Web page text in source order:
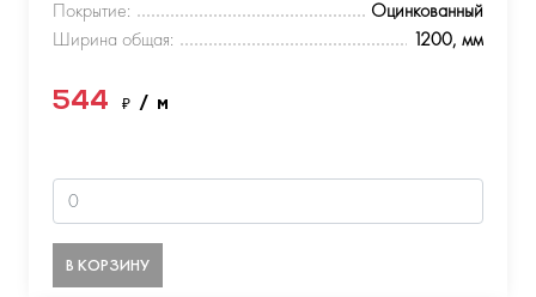
Покрытие:
Оцинкованный
Ширина общая:
1200, мм
544 ₽ / м
В КОРЗИНУ